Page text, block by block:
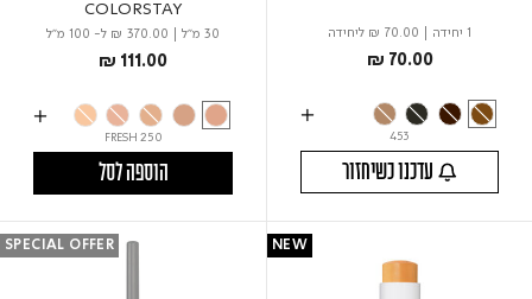
1 יחידה ₪ 70.00 ליחידה
₪ 70.00
453
COLORSTAY
30 מ"ל ₪ 370.00 ל- 100 מ"ל
₪ 111.00
FRESH 250
הוספה לסל
NEW
SPECIAL OFFER